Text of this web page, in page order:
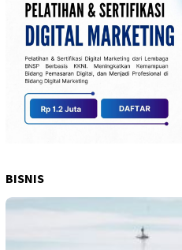
BISNIS